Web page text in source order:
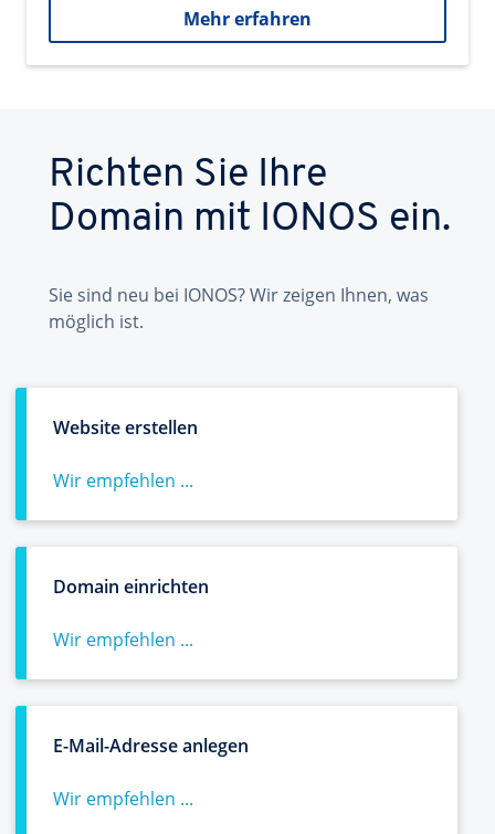
Mehr erfahren
Richten Sie Ihre
Domain mit IONOS ein.
Sie sind neu bei IONOS? Wir zeigen Ihnen, was
möglich ist.
Website erstellen
Wir empfehlen ...
Domain einrichten
Wir empfehlen ...
E-Mail-Adresse anlegen
Wir empfehlen ...